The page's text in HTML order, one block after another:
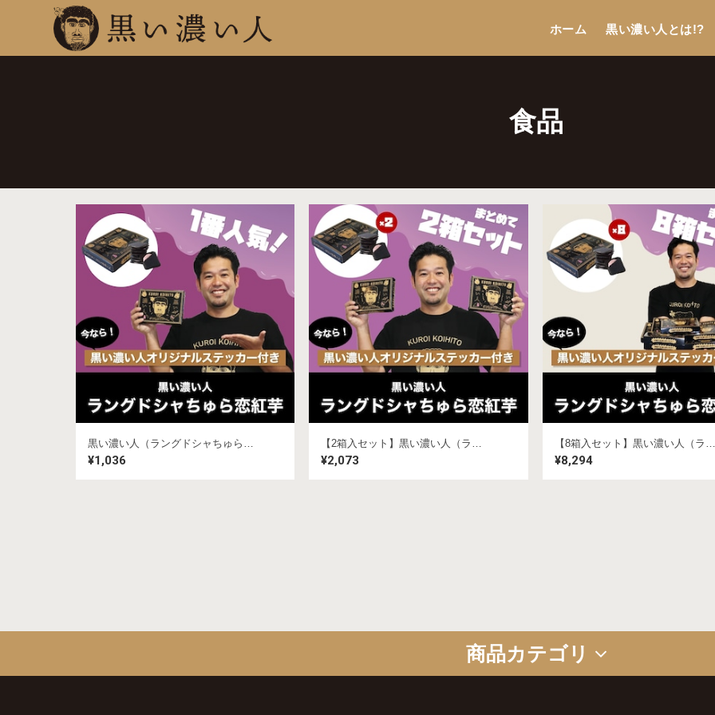
ホーム 黒い濃い人とは!?
食品
黒い濃い人（ラングドシャちゅら恋紅芋）★ステッカー付き
¥1,036
【2箱入セット】黒い濃い人（ラングドシャちゅら恋紅芋）★ステッカー付き
¥2,073
【8箱入セット】黒い濃い人（ラングドシャちゅら恋紅芋）★ステッカー付き
¥8,294
商品カテゴリ
グッズ お菓子 食品 アルコール コラボ商品 セット商品 ギフトセット